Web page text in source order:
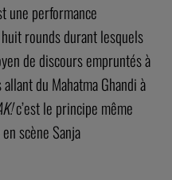
une performance
rounds durant lesquels
de discours empruntés à
du Mahatma Ghandi à
c’est le principe même
scène Sanja